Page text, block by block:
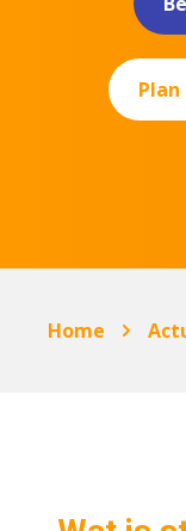
Home